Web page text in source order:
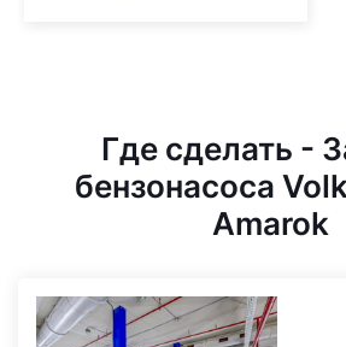
Где сделать -
бензонасоса
Amarok